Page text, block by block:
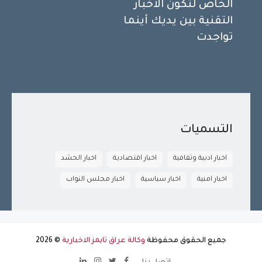
الخاص لتكون الأخبار
التقنية بين يديك أينما
تواجدت
التسميات
اخبار ادبية وثقافية اخبار اقتصادية اخبار الحشد
اخبار امنية اخبار سياسية اخبار مجلس النواب
جميع الحقوق محفوظة وكالة عراق تايمز الاخبارية ©
2026